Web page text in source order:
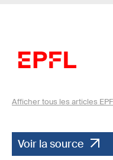
Afficher tous les articles
Voir la source